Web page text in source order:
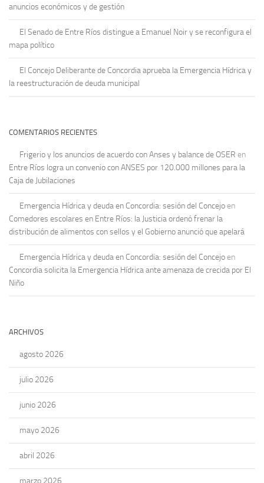
anuncios económicos y de gestión
El Senado de Entre Ríos distingue a Emanuel Noir y se reconfigura el
mapa político
El Concejo Deliberante de Concordia aprueba la Emergencia Hídrica y
la reestructuración de deuda municipal
COMENTARIOS RECIENTES
Frigerio y los anuncios de acuerdo con Anses y balance de OSER en
Entre Ríos logra un convenio con ANSES por 120.000 millones para la
Caja de Jubilaciones
Emergencia Hídrica y deuda en Concordia: sesión del Concejo en
Comedores escolares en Entre Ríos: la Justicia ordenó frenar la
distribución de alimentos con sellos y el Gobierno anunció que apelará
Emergencia Hídrica y deuda en Concordia: sesión del Concejo en
Concordia solicita la Emergencia Hídrica ante amenaza de crecida por El
Niño
ARCHIVOS
agosto 2026
julio 2026
junio 2026
mayo 2026
abril 2026